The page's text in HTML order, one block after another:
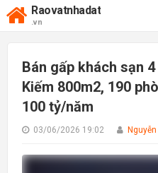
Raovatnhadat
.vn
Bán gấp khách sạn
Kiếm 800m2, 190
100 tỷ/năm
03/06/2026 19:02